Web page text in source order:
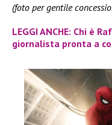
(foto per gentile
LEGGI ANCHE: Chi è
giornalista pronta a